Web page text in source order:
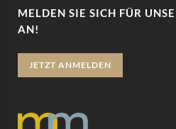
MELDEN SIE SICH FÜR
AN!
JETZT ANMELDEN